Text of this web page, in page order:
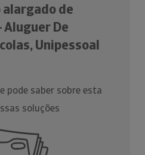
de
De
Unipessoal
pode saber sobre esta
soluções